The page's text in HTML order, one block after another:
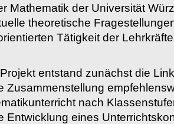
Mathematik der Universität
theoretische
Tätigkeit der
entstand zunächst die
Zusammenstellung
nach
Entwicklung eines